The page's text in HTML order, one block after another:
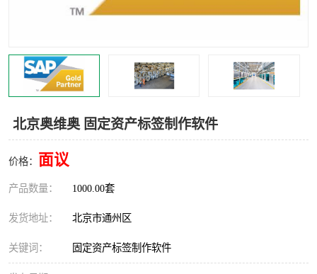
北京奥维奥 固定资产标签制作软件
价格： 面议
产品数量： 1000.00套
发货地址： 北京市通州区
关键词： 固定资产标签制作软件
食品厂erp系统
小工厂erp系统 印染厂erp系统